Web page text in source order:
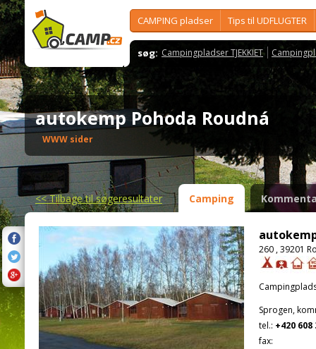
CAMPING pladser Tips til UDFLUGTER
søg: Campingpladser TJEKKIET
autokemp Pohoda Roudná
WWW sider
<<Tilbage til søgeresultater Camping
260 , 39201
Sprogen,
tel.: +420 608
fax: